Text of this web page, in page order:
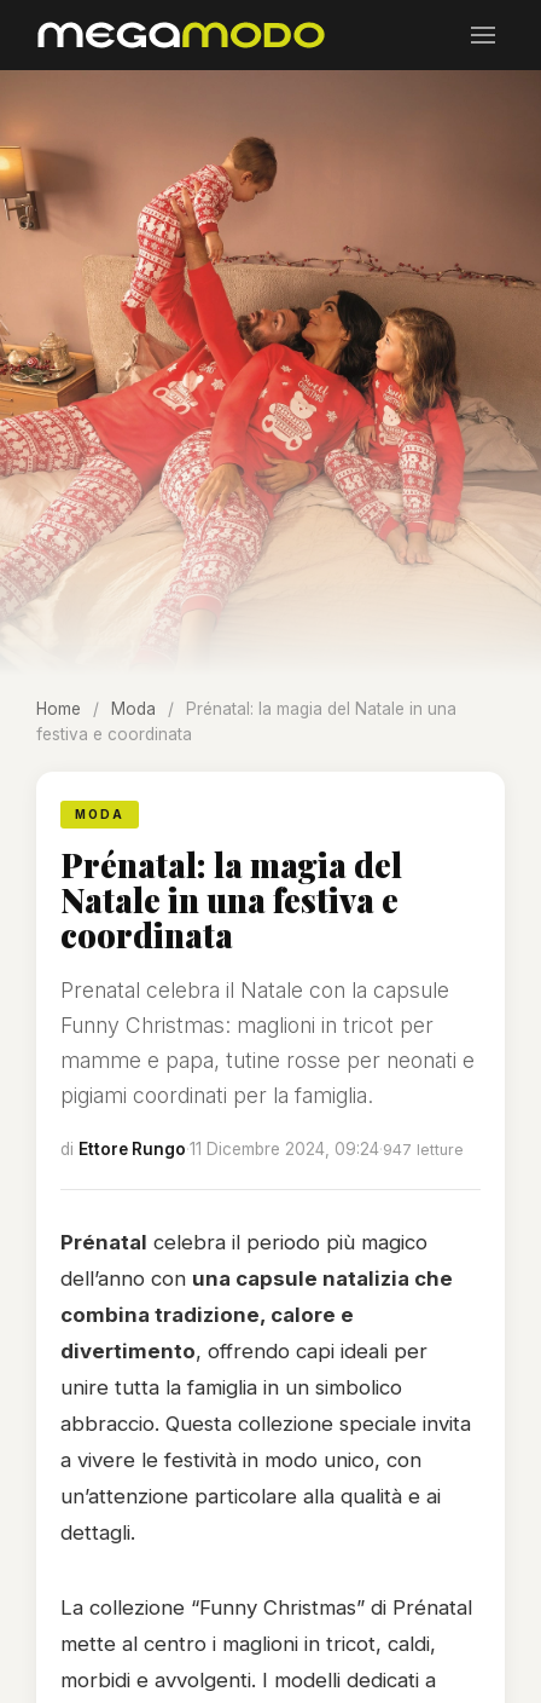
Home / Moda /
Prénatal: la magia del Natale in una
festiva e coordinata
MODA
Prénatal: la magia del
Natale in una festiva e
coordinata
Prenatal celebra il Natale con la capsule
Funny Christmas: maglioni in tricot per
mamme e papa, tutine rosse per neonati e
pigiami coordinati per la famiglia.
di Ettore Rungo·11 Dicembre 2024, 09:24·947 letture
Prénatal celebra il periodo più magico
dell’anno con una capsule natalizia che
combina tradizione, calore e
divertimento, offrendo capi ideali per
unire tutta la famiglia in un simbolico
abbraccio. Questa collezione speciale invita
a vivere le festività in modo unico, con
un’attenzione particolare alla qualità e ai
dettagli.
La collezione “Funny Christmas” di Prénatal
mette al centro i maglioni in tricot, caldi,
morbidi e avvolgenti. I modelli dedicati a